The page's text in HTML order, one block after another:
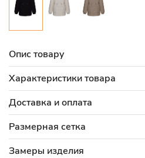
Опис товару
Характеристики товара
Доставка и оплата
Размерная сетка
Замеры изделия